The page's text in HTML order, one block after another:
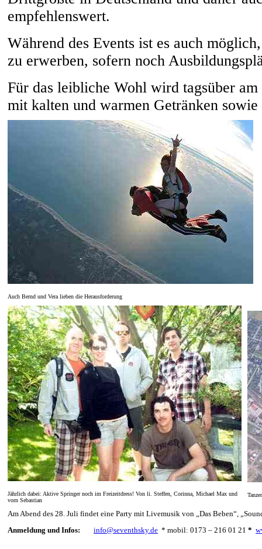
empfehlenswert.
Während des Events ist es auch
zu erwerben, sofern noch
Für das leibliche Wohl wird tagsüber
mit kalten und warmen Getränken
Auch Bernd und Vera lieben die Herausforderung
Jährlich dabei: Aktive Springer noch im Freizeitdress! Von li. Steffen, Corinna, Michael Max und
vorn Sebastian
Am Abend des 28. Juli findet eine Party mit Livemusik von „Das Beben“,
Anmeldung und Infos:
info@seventhsky.de * mobil: 0173 – 216 01 21 *